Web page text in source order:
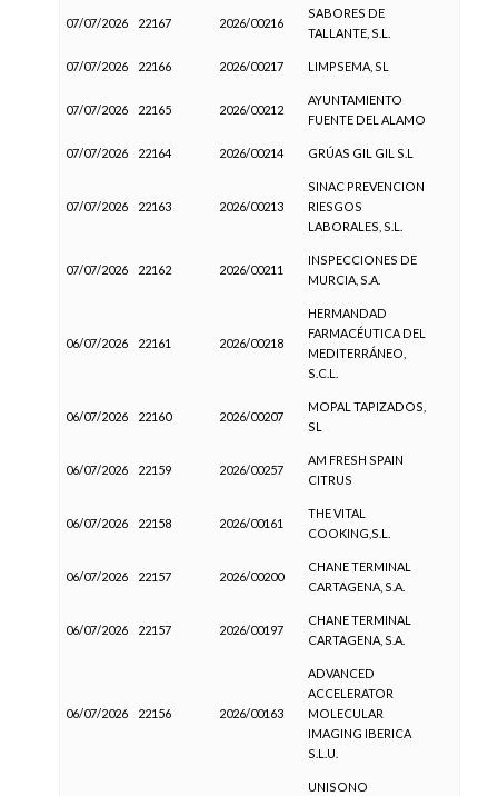
07/07/2026 22167 2026/00216
SABORES DE
TALLANTE, S.L.
07/07/2026 22166 2026/00217 LIMPSEMA, SL
07/07/2026 22165 2026/00212
AYUNTAMIENTO
FUENTE DEL ALAMO
07/07/2026 22164 2026/00214 GRÚAS GIL GIL S.L
07/07/2026 22163 2026/00213
SINAC PREVENCION
RIESGOS
LABORALES, S.L.
07/07/2026 22162 2026/00211
INSPECCIONES DE
MURCIA, S.A.
06/07/2026 22161 2026/00218
HERMANDAD
FARMACÉUTICA DEL
MEDITERRÁNEO,
S.C.L.
06/07/2026 22160 2026/00207
MOPAL TAPIZADOS,
SL
06/07/2026 22159 2026/00257
AM FRESH SPAIN
CITRUS
06/07/2026 22158 2026/00161
THE VITAL
COOKING,S.L.
06/07/2026 22157 2026/00200
CHANE TERMINAL
CARTAGENA, S.A.
06/07/2026 22157 2026/00197
CHANE TERMINAL
CARTAGENA, S.A.
06/07/2026 22156 2026/00163
ADVANCED
ACCELERATOR
MOLECULAR
IMAGING IBERICA
S.L.U.
UNISONO